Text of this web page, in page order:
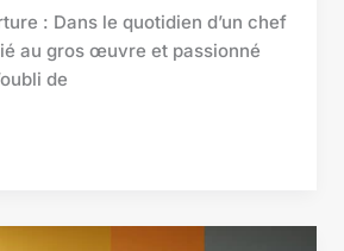
: Dans le quotidien d’un chef
au gros œuvre et passionné
de